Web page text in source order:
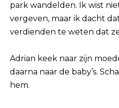
park wandelden. Ik wist
vergeven, maar ik dacht
verdienden te weten dat
Adrian keek naar zijn
daarna naar de baby’s.
hem.